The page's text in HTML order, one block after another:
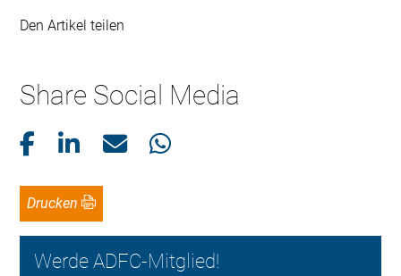
Den Artikel teilen
Share Social Media
Drucken
Werde ADFC-Mitglied!